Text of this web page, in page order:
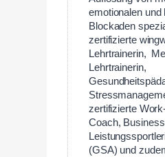
emotionalen und
Blockaden
zertifizierte
Lehrtrainerin,
Lehrtrainerin,
zertifizierte
Coach,
(GSA) und